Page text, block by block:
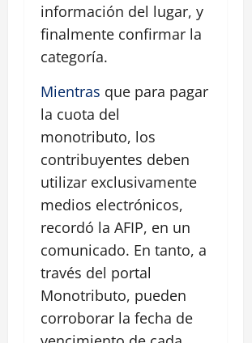
información del lugar, y
finalmente confirmar la
categoría.
Mientras que para pagar
la cuota del
monotributo, los
contribuyentes deben
utilizar exclusivamente
medios electrónicos,
recordó la AFIP, en un
comunicado. En tanto, a
través del portal
Monotributo, pueden
corroborar la fecha de